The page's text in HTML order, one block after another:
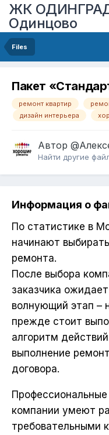
ЖК
Одинцово
Files
Пакет
ремонт квартир
дизайн интерьера
Автор
Найти другие
Информация о
По статистике в
начинают выбирать
ремонта.
После выбора
заказчика
волнующий этап –
прежде стоит
алгоритм
выполнение
договора.
компании умеют
требовательными